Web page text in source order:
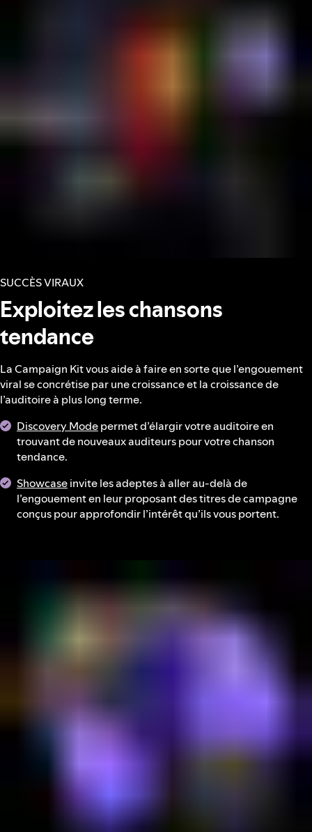
SUCCÈS VIRAUX
Exploitez les chansons
tendance
La Campaign Kit vous aide à faire en sorte que l’engouement
viral se concrétise par une croissance et la croissance de
l’auditoire à plus long terme.
Discovery Modepermet d’élargir votre auditoire en
trouvant de nouveaux auditeurs pour votre chanson
tendance.
Showcaseinvite les adeptes à aller au-delà de
l’engouement en leur proposant des titres de campagne
conçus pour approfondir l’intérêt qu’ils vous portent.